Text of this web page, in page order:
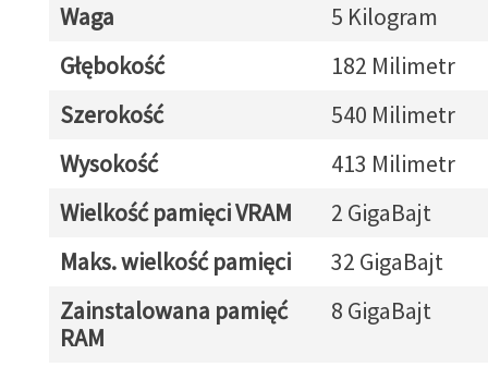
Waga
5 Kilogram
Głębokość
182 Milimetr
Szerokość
540 Milimetr
Wysokość
413 Milimetr
Wielkość pamięci VRAM
2 GigaBajt
Maks. wielkość pamięci
32 GigaBajt
Zainstalowana pamięć
RAM
8 GigaBajt